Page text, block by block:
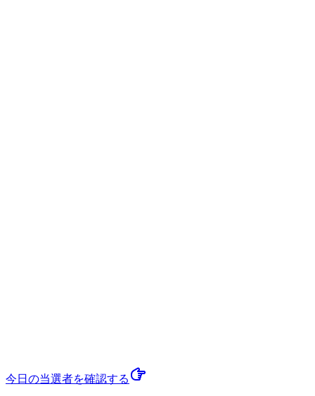
今日の当選者を確認する